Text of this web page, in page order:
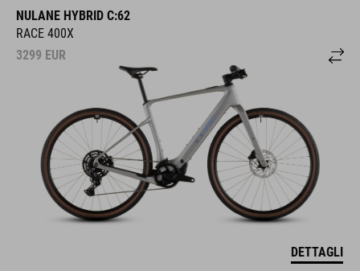
NULANE HYBRID C:62
RACE 400X
3299 EUR
DETTAGLI